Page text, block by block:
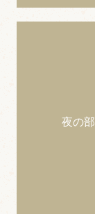
夜の部